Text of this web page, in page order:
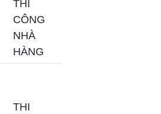
THI
CÔNG
NHÀ
HÀNG
THI